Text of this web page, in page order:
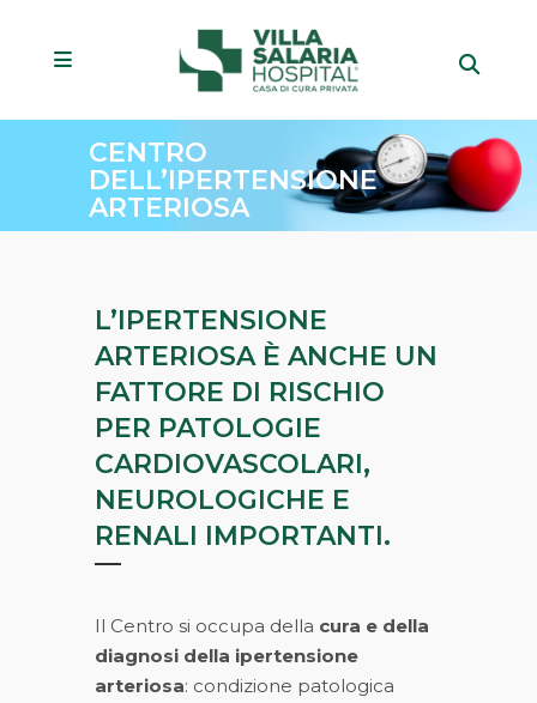
CENTRO
DELL’IPERTENSIONE
ARTERIOSA
L’IPERTENSIONE
ARTERIOSA È ANCHE UN
FATTORE DI RISCHIO
PER PATOLOGIE
CARDIOVASCOLARI,
NEUROLOGICHE E
RENALI IMPORTANTI.
Il Centro si occupa della cura e della
diagnosi della ipertensione
arteriosa: condizione patologica